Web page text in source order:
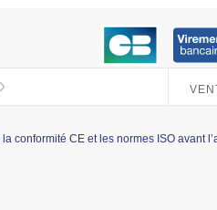
conformité CE et les normes ISO avant